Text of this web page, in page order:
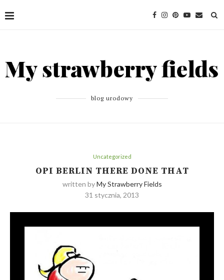
blog urodowy
Uncategorized
OPI BERLIN THERE DONE THAT
written byMy Strawberry Fields
31 stycznia, 2013